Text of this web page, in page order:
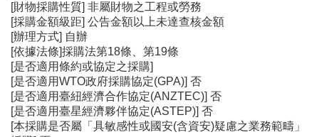
[財物採購性質] 非屬財物之工程或勞務
[採購金額級距] 公告金額以上未達查核金額
[辦理方式] 自辦
[依據法條]採購法第18條、第19條
[是否適用條約或協定之採購]
[是否適用WTO政府採購協定(GPA)] 否
[是否適用臺紐經濟合作協定(ANZTEC)] 否
[是否適用臺星經濟夥伴協定(ASTEP)] 否
[本採購是否屬「具敏感性或國安(含資安)疑慮之業務範疇」